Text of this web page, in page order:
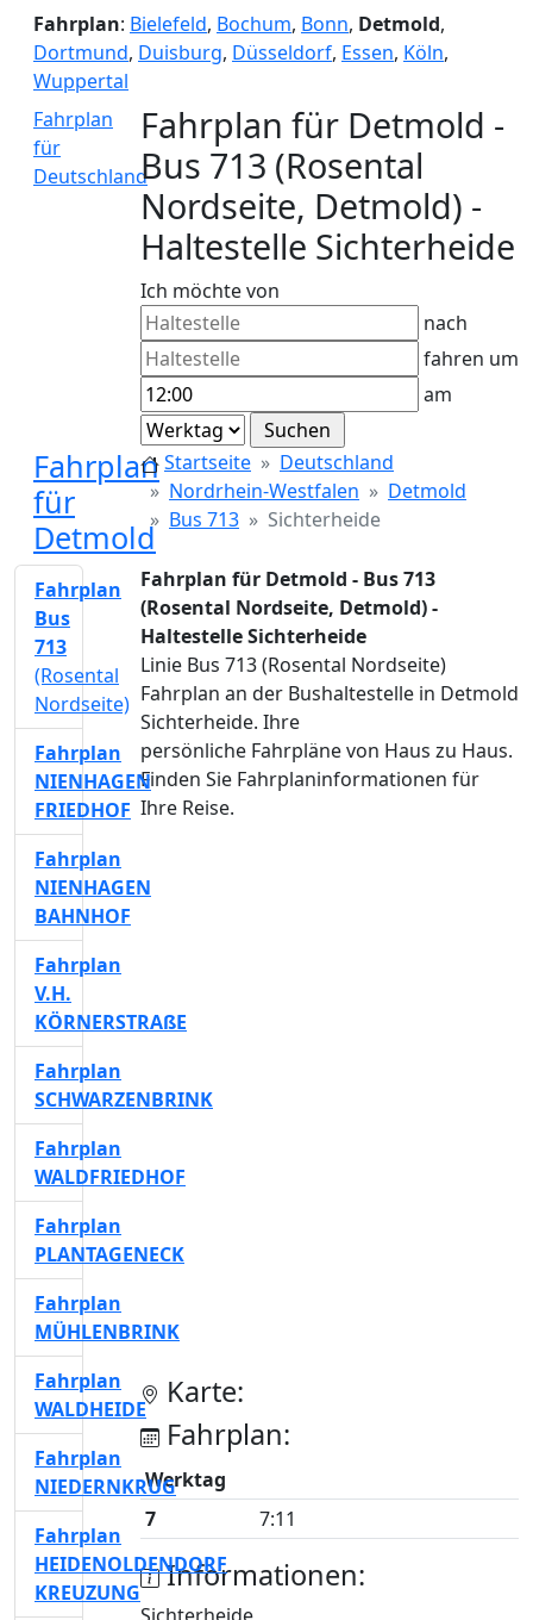
Fahrplan: Bielefeld, Bochum, Bonn, Detmold,
Dortmund, Duisburg, Düsseldorf, Essen, Köln,
Wuppertal
Fahrplan
für
Deutschland
Fahrplan für Detmold -
Bus 713 (Rosental
Nordseite, Detmold) -
Haltestelle Sichterheide
Ich möchte von
nach
fahren um
am
Fahrplan
für
Detmold
Startseite
Deutschland
Nordrhein-Westfalen
Detmold
Bus 713
Sichterheide
Fahrplan für Detmold - Bus 713
(Rosental Nordseite, Detmold) -
Haltestelle Sichterheide
Linie Bus 713 (Rosental Nordseite)
Fahrplan an der Bushaltestelle in Detmold
Sichterheide. Ihre
persönliche Fahrpläne von Haus zu Haus.
Finden Sie Fahrplaninformationen für
Ihre Reise.
Karte:
Fahrplan:
Werktag
7
7:11
Informationen:
Fahrplan
Bus
713
(Rosental
Nordseite)
Fahrplan
NIENHAGEN
FRIEDHOF
Fahrplan
NIENHAGEN
BAHNHOF
Fahrplan
V.H.
KÖRNERSTRAßE
Fahrplan
SCHWARZENBRINK
Fahrplan
WALDFRIEDHOF
Fahrplan
PLANTAGENECK
Fahrplan
MÜHLENBRINK
Fahrplan
WALDHEIDE
Fahrplan
NIEDERNKRUG
Fahrplan
HEIDENOLDENDORF
KREUZUNG